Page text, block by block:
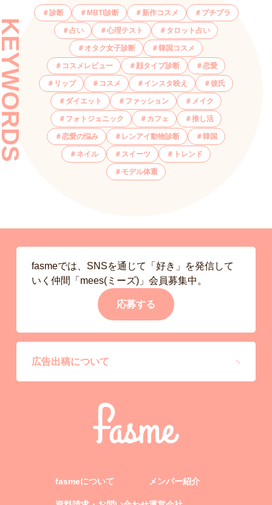
診断 MBTI診断 新作コスメ プチプラ
占い 心理テスト タロット占い
オタク女子診断 韓国コスメ
コスメレビュー 顔タイプ診断 恋愛
リップ コスメ インスタ映え 彼氏
ダイエット ファッション メイク
フォトジェニック カフェ 推し活
恋愛の悩み レンアイ動物診断 韓国
ネイル スイーツ トレンド
モデル体重
fasmeでは、SNSを通じて「好き」を発信して
いく仲間「mees(ミーズ)」会員募集中。
応募する
広告出稿について
fasmeについて メンバー紹介